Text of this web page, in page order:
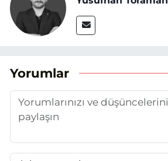
Yorumlar